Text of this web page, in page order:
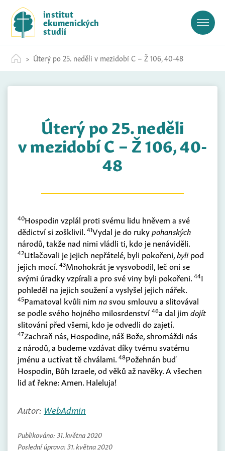
c
institut
ekumenických
studií
Úterý po 25. neděli v mezidobí C – Ž 106, 40-48
Úterý po 25. neděli
v mezidobí C – Ž 106, 40-
48
40Hospodin vzplál proti svému lidu hněvem a své
dědictví si zošklivil. 41Vydal je do rukypohanských
národů, takže nad nimi vládli ti, kdo je nenáviděli.
42Utlačovali je jejich nepřátelé, byli pokořeni,bylipod
jejich mocí. 43Mnohokrát je vysvobodil, leč oni se
svými úradky vzpírali a pro své viny byli pokořeni. 44I
pohleděl na jejich soužení a vyslyšel jejich nářek.
45Pamatoval kvůli nim nasvou smlouvu a slitovával
se podle svého hojného milosrdenství46a dal jim dojít
slitování před všemi, kdo je odvedli do zajetí.
47Zachraň nás, Hospodine, náš Bože, shromáždi nás
z národů, a budeme vzdávat díky tvému svatému
jménu a uctívat tě chválami. 48Požehnán buď
Hospodin, Bůh Izraele, od věků až navěky. A všechen
lid ať řekne: Amen. Haleluja!
Autor: WebAdmin
Publikováno: 31. května 2020
Poslední úprava: 31. května 2020